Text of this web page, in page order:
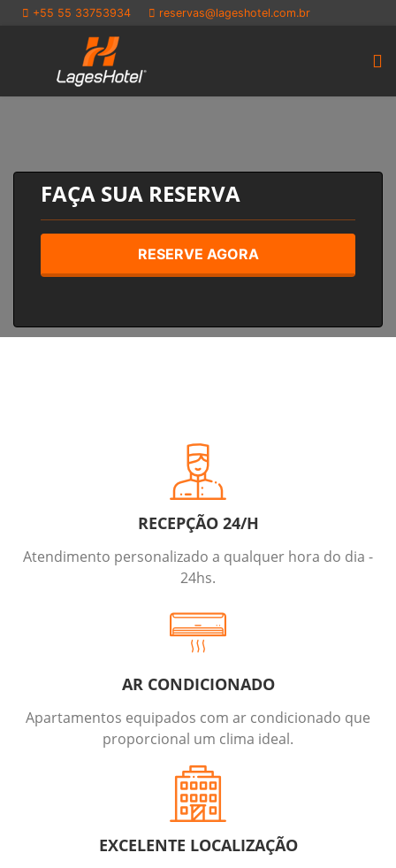
+55 55 33753934 reservas@lageshotel.com.br
FAÇA SUA RESERVA
RESERVE AGORA
RECEPÇÃO 24/H
Atendimento personalizado a qualquer hora do dia -
24hs.
AR CONDICIONADO
Apartamentos equipados com ar condicionado que
proporcional um clima ideal.
EXCELENTE LOCALIZAÇÃO